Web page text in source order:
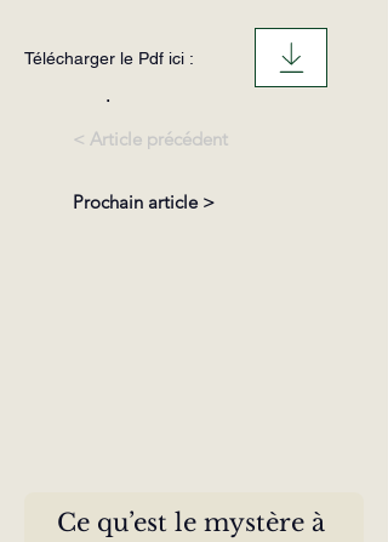
Télécharger le Pdf ici :
.
< Article précédent
Prochain article >
Ce qu’est le mystère à